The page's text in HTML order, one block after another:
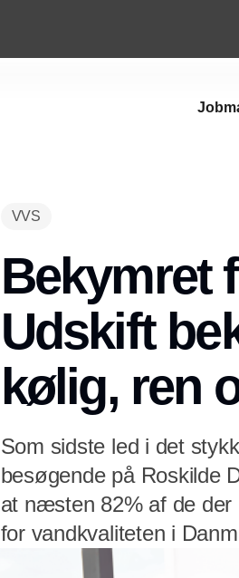
VVS
Bekymret
Udskift
kølig, ren
Som sidste led i det
besøgende på Roskilde
at næsten 82% af de der
for vandkvaliteten i